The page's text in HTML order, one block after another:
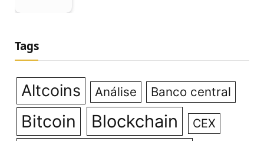
Tags
Altcoins Análise Banco central
Bitcoin Blockchain CEX